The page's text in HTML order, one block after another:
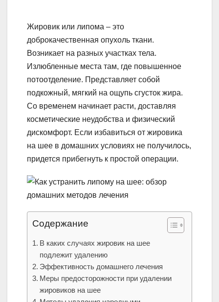
Жировик или липома – это
доброкачественная опухоль ткани.
Возникает на разных участках тела.
Излюбленные места там, где повышенное
потоотделение. Представляет собой
подкожный, мягкий на ощупь сгусток жира.
Со временем начинает расти, доставляя
косметические неудобства и физический
дискомфорт. Если избавиться от жировика
на шее в домашних условиях не получилось,
придется прибегнуть к простой операции.
Содержание
В каких случаях жировик на шее
подлежит удалению
Эффективность домашнего лечения
Меры предосторожности при удалении
жировиков на шее